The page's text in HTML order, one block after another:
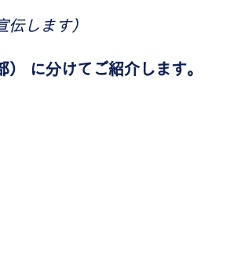
します）
に分けてご紹介します。